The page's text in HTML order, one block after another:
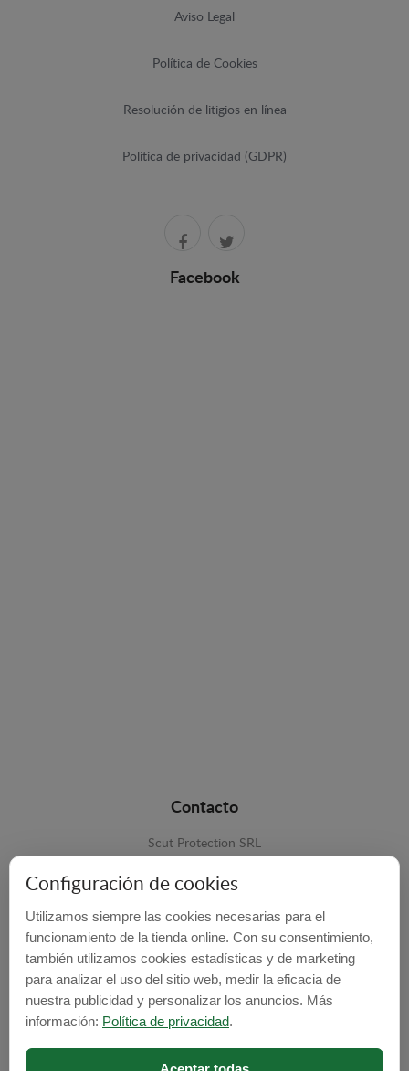
Aviso Legal
Política de Cookies
Resolución de litigios en línea
Política de privacidad (GDPR)
Facebook
Contacto
Scut Protection SRL
Harghita, Romania
E-mail: info@cubrecarter.com
Configuración de cookies
Utilizamos siempre las cookies necesarias para el
funcionamiento de la tienda online. Con su consentimiento,
también utilizamos cookies estadísticas y de marketing
para analizar el uso del sitio web, medir la eficacia de
nuestra publicidad y personalizar los anuncios. Más
información: Política de privacidad.